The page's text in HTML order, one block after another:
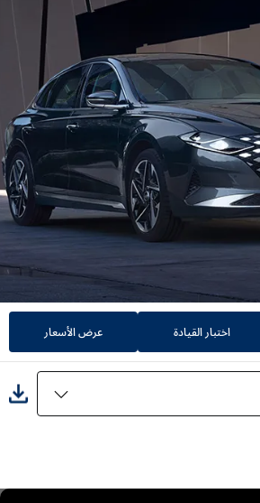
اختبار القيادة عرض الأسعار